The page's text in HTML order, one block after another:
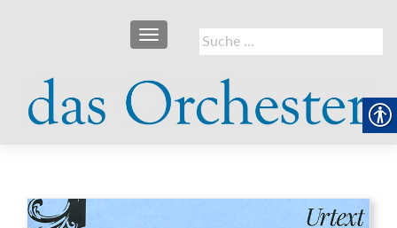
Suche
nach:
SCHALTE NAVIGATION